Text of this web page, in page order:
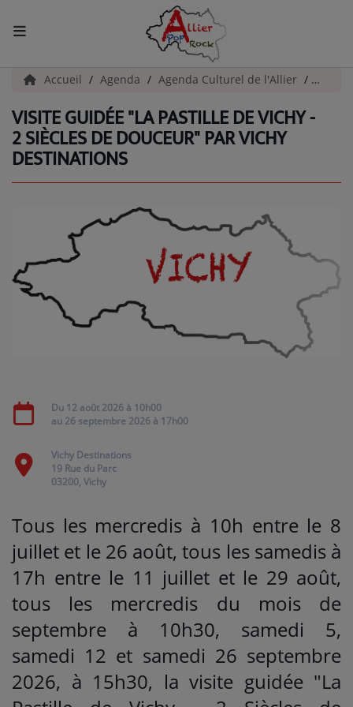
ACCUEIL
Actualités
INFOS - ALLIER
INFOS POP ROCK
La Radio
EMISSIONS
PODCASTS
Agenda
Titres diffusés
Se connecter
Accueil Agenda Agenda Culturel de l'Allier Visite
VISITE GUIDÉE "LA PASTILLE DE VICHY -
2 SIÈCLES DE DOUCEUR" PAR VICHY
DESTINATIONS
Du 12 août 2026 à 10h00
au 26 septembre 2026 à 17h00
Vichy Destinations
19 Rue du Parc
03200, Vichy
Tous les mercredis à 10h entre le 8
juillet et le 26 août, tous les samedis à
17h entre le 11 juillet et le 29 août,
tous les mercredis du mois de
septembre à 10h30, samedi 5,
samedi 12 et samedi 26 septembre
2026, à 15h30, la visite guidée "La